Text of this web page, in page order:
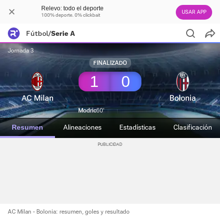
Relevo: todo el deporte
100% deporte. 0% clickbait USAR APP
Fútbol/Serie A
Jornada 3
FINALIZADO
AC Milan
1 0
Bolonia
Modric60'
Resumen Alineaciones Estadísticas Clasificación
AC Milan - Bolonia: resumen, goles y resultado